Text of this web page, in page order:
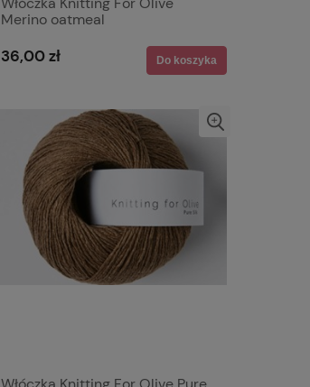
Merino oatmeal
36,00 zł Do koszyka